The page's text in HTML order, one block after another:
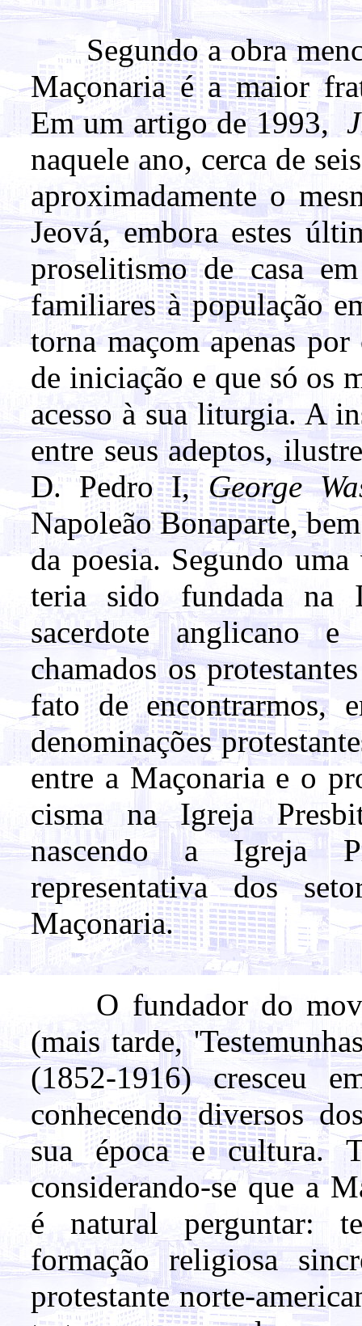
Segundo a obra
Maçonaria é a maior
Em um artigo de 1993,
naquele ano, cerca de
aproximadamente o
Jeová, embora estes
proselitismo de casa
familiares à população
torna maçom apenas
de iniciação e que só os
acesso à sua liturgia. A
entre seus adeptos,
D. Pedro I,George
Napoleão Bonaparte,
da poesia. Segundo
teria sido fundada na
sacerdote anglicano
chamados os
fato de encontrarmos,
denominações
entre a Maçonaria e o
cisma na Igreja
nascendo a Igreja
representativa dos
Maçonaria.
O fundador do
(mais tarde,
(1852-1916) cresceu
conhecendo diversos
sua época e cultura.
considerando-se que a
é natural perguntar:
formação religiosa
protestante norte-